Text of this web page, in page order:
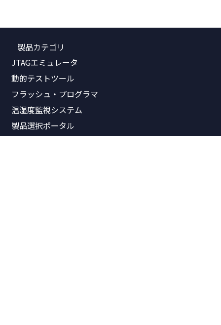
製品カテゴリ
JTAGエミュレータ
動的テストツール
フラッシュ・プログラマ
温湿度監視システム
製品選択ポータル